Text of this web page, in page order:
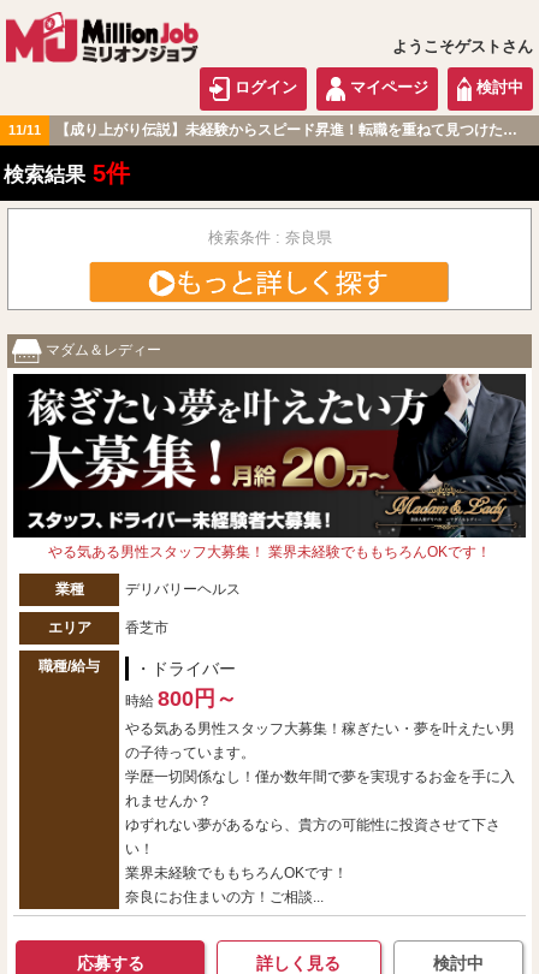
ようこそゲストさん
ログイン マイページ 検討中
11/11 【成り上がり伝説】未経験からスピード昇進！転職を重ねて見つけた『本当に働きやすい職場』とは？
関西版
検索結果 5件
検索条件 : 奈良県
マダム＆レディー
やる気ある男性スタッフ大募集！ 業界未経験でももちろんOKです！
業種 デリバリーヘルス
エリア 香芝市
職種/給与 ・ドライバー
時給 800円～
やる気ある男性スタッフ大募集！稼ぎたい・夢を叶えたい男
の子待っています。
学歴一切関係なし！僅か数年間で夢を実現するお金を手に入
れませんか？
ゆずれない夢があるなら、貴方の可能性に投資させて下さ
い！
業界未経験でももちろんOKです！
奈良にお住まいの方！ご相談...
応募する 詳しく見る 検討中